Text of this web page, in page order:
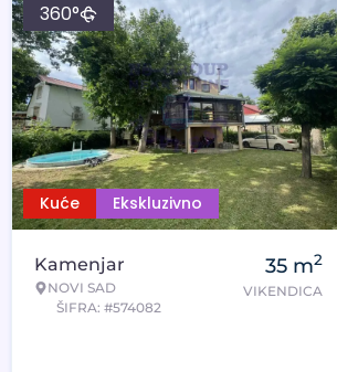
Kuće Ekskluzivno
360°
Kamenjar
NOVI SAD
ŠIFRA: #574082
35 m2
VIKENDICA